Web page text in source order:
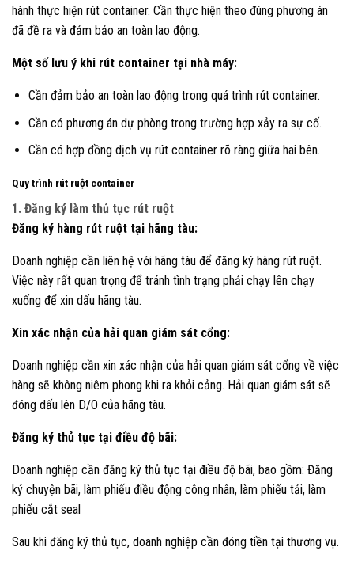
hành thực hiện rút container. Cần thực hiện theo đúng phương án
đã đề ra và đảm bảo an toàn lao động.
Một số lưu ý khi rút container tại nhà máy:
Cần đảm bảo an toàn lao động trong quá trình rút container.
Cần có phương án dự phòng trong trường hợp xảy ra sự cố.
Cần có hợp đồng dịch vụ rút container rõ ràng giữa hai bên.
Quy trình rút ruột container
1. Đăng ký làm thủ tục rút ruột
Đăng ký hàng rút ruột tại hãng tàu:
Doanh nghiệp cần liên hệ với hãng tàu để đăng ký hàng rút ruột.
Việc này rất quan trọng để tránh tình trạng phải chạy lên chạy
xuống để xin dấu hãng tàu.
Xin xác nhận của hải quan giám sát cổng:
Doanh nghiệp cần xin xác nhận của hải quan giám sát cổng về việc
hàng sẽ không niêm phong khi ra khỏi cảng. Hải quan giám sát sẽ
đóng dấu lên D/O của hãng tàu.
Đăng ký thủ tục tại điều độ bãi:
Doanh nghiệp cần đăng ký thủ tục tại điều độ bãi, bao gồm: Đăng
ký chuyện bãi, làm phiếu điều động công nhân, làm phiếu tải, làm
phiếu cắt seal
Sau khi đăng ký thủ tục, doanh nghiệp cần đóng tiền tại thương vụ.